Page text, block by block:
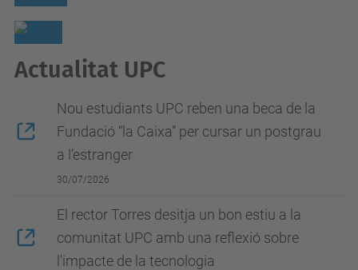
Actualitat UPC
Nou estudiants UPC reben una beca de la
Fundació “la Caixa” per cursar un postgrau
a l’estranger
30/07/2026
El rector Torres desitja un bon estiu a la
comunitat UPC amb una reflexió sobre
l'impacte de la tecnologia